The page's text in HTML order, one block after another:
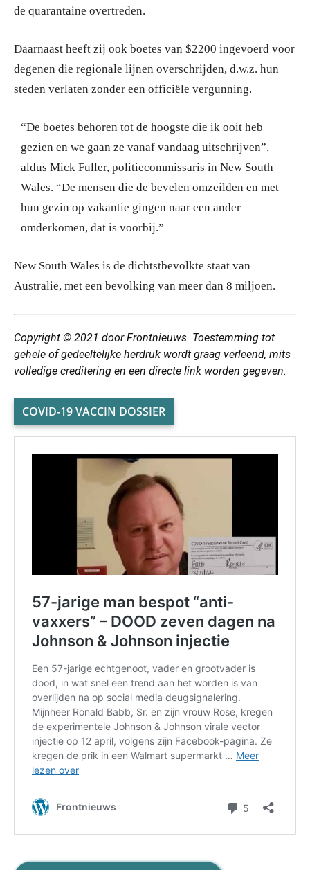
de quarantaine overtreden.
Daarnaast heeft zij ook boetes van $2200 ingevoerd voor
degenen die regionale lijnen overschrijden, d.w.z. hun
steden verlaten zonder een officiële vergunning.
“De boetes behoren tot de hoogste die ik ooit heb
gezien en we gaan ze vanaf vandaag uitschrijven”,
aldus Mick Fuller, politiecommissaris in New South
Wales. “De mensen die de bevelen omzeilden en met
hun gezin op vakantie gingen naar een ander
omderkomen, dat is voorbij.”
New South Wales is de dichtstbevolkte staat van
Australië, met een bevolking van meer dan 8 miljoen.
Copyright © 2021 door Frontnieuws. Toestemming tot
gehele of gedeeltelijke herdruk wordt graag verleend, mits
volledige creditering en een directe link worden gegeven.
COVID-19 VACCIN DOSSIER